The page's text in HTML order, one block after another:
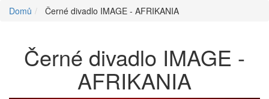
Domů Černé divadlo IMAGE - AFRIKANIA
Černé divadlo IMAGE -
AFRIKANIA